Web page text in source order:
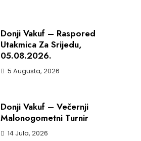
Donji Vakuf – Raspored
Utakmica Za Srijedu,
05.08.2026.
5 Augusta, 2026
Donji Vakuf – Večernji
Malonogometni Turnir
14 Jula, 2026